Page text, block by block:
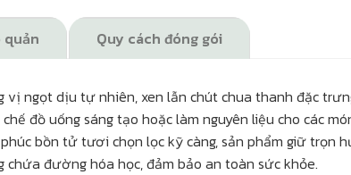
quản Quy cách đóng gói
vị ngọt dịu tự nhiên, xen lẫn chút chua thanh đặc
đồ uống sáng tạo hoặc làm nguyên liệu cho các
bồn tử tươi chọn lọc kỹ càng, sản phẩm giữ trọn
đường hóa học, đảm bảo an toàn sức khỏe.